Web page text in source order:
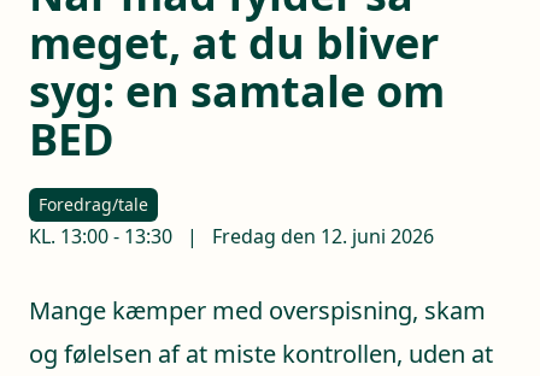
meget, at du bliver
syg: en samtale om
BED
Foredrag/tale
KL. 13:00- 13:30 | Fredag den 12. juni 2026
Mange kæmper med overspisning, skam
og følelsen af at miste kontrollen, uden at